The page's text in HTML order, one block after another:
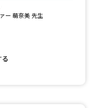
ビライブ
ー 萌奈美 先生